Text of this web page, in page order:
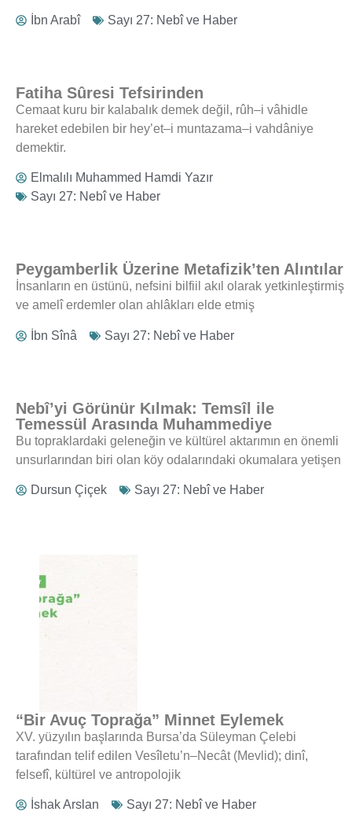
İbn Arabî Sayı 27: Nebî ve Haber
Fatiha Sûresi Tefsirinden
Cemaat kuru bir kalabalık demek değil, rûh–i vâhidle
hareket edebilen bir hey’et–i muntazama–i vahdâniye
demektir.
Elmalılı Muhammed Hamdi Yazır
Sayı 27: Nebî ve Haber
Peygamberlik Üzerine Metafizik’ten Alıntılar
İnsanların en üstünü, nefsini bilfiil akıl olarak yetkinleştirmiş
ve amelî erdemler olan ahlâkları elde etmiş
İbn Sînâ Sayı 27: Nebî ve Haber
Nebî’yi Görünür Kılmak: Temsîl ile
Temessül Arasında Muhammediye
Bu topraklardaki geleneğin ve kültürel aktarımın en önemli
unsurlarından biri olan köy odalarındaki okumalara yetişen
Dursun Çiçek Sayı 27: Nebî ve Haber
“Bir Avuç Toprağa” Minnet Eylemek
XV. yüzyılın başlarında Bursa’da Süleyman Çelebi
tarafından telif edilen Vesîletu’n–Necât (Mevlid); dinî,
felsefî, kültürel ve antropolojik
İshak Arslan Sayı 27: Nebî ve Haber